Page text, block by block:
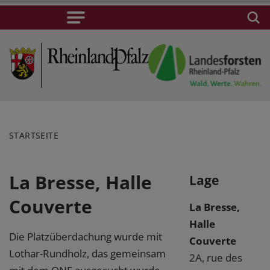
STARTSEITE
La Bresse, Halle
Couverte
Die Platzüberdachung wurde mit
Lothar-Rundholz, das gemeinsam
Lage
La Bresse,
Halle
Couverte
2A, rue des